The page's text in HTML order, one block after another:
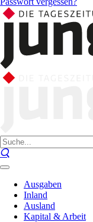
Ausgaben
Inland
Ausland
Kapital & Arbeit